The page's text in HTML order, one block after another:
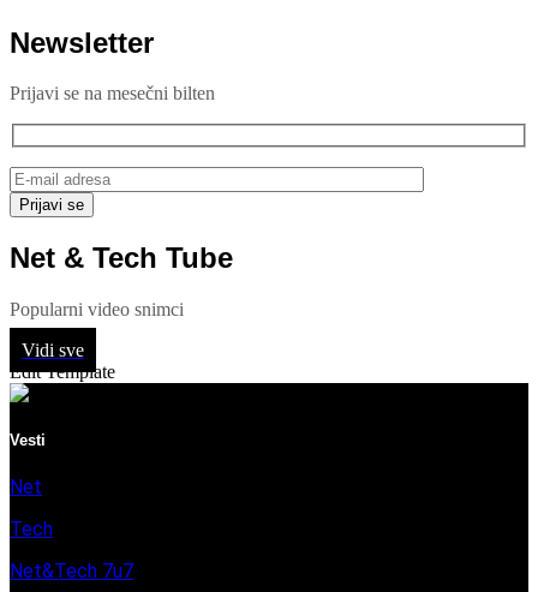
Newsletter
Prijavi se na mesečni bilten
Net & Tech Tube
Popularni video snimci
Vidi sve
Edit Template
Vesti
Net
Tech
Net&Tech 7u7